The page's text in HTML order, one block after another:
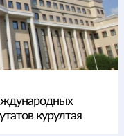
курултая